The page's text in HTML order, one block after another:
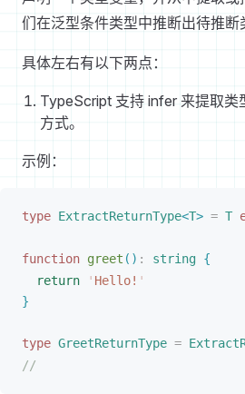
们在泛型条件类型中推断出待推断
具体左右有以下两点：
TypeScript 支持 infer 来提取
方式。
示例：
type ExtractReturnType<T> = T
function greet ( ) : string {
return ' Hello! '
}
type GreetReturnType =
//